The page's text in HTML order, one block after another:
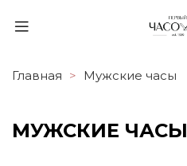
Главная Мужские часы
МУЖСКИЕ ЧАСЫ